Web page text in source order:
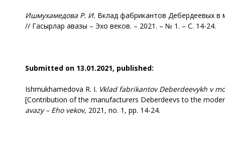
Ишмухамедова Р. И. Вклад фабрикантов Дебердеевых в
// Гасырлар авазы – Эхо веков. – 2021. – № 1. – С. 14-24.
Submitted on 13.01.2021, published:
Ishmukhamedova R. I. Vkladfabrikantov Deberdeevykh v
[Contribution of the manufacturers Deberdeevs to the
avazy – Eho vekov, 2021, no. 1, рр. 14-24.